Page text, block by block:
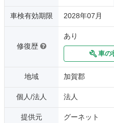
車検有効期限 2028年07月
修復歴
あり
車の
地域 加賀郡
個人/法人 法人
提供元 グーネット